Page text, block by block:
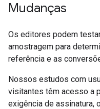
Mudanças
Os editores podem
amostragem para
referência e as
Nossos estudos com
visitantes têm acesso a
exigência de assinatura,